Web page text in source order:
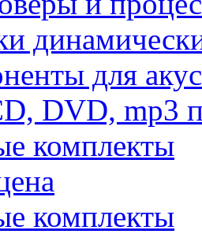
для
DVD, mp3
комплекты
комплекты